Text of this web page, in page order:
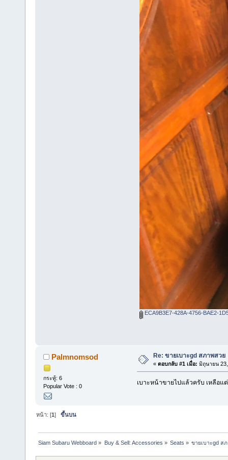
ECA9B3E7-428A-4756-BAE2-
Palmnomsod
กระทู้: 6
Popular Vote : 0
Re: ขายเบาะgd สภาพสวย
« ตอบกลับ #1 เมื่อ: มิถุนายน
เบาะหน้าขายไปแล้วครับ เหลือแ
หน้า: [1]ขึ้นบน
Siam Subaru Webboard » Buy & Sell: Accessories » Seats » ขายเบาะgd ส